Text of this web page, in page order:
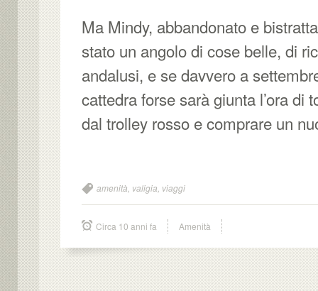
Ma Mindy, abbandonato e
stato un angolo di cose belle, di
andalusi, e se davvero a
cattedra forse sarà giunta l’ora di
dal trolley rosso e comprare un
amenità valigia viaggi
Circa 10 anni fa Amenità